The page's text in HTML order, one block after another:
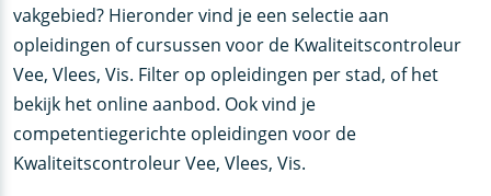
vakgebied? Hieronder vind je een selectie aan
opleidingen of cursussen voor de Kwaliteitscontroleur
Vee, Vlees, Vis. Filter op opleidingen per stad, of het
bekijk het online aanbod. Ook vind je
competentiegerichte opleidingen voor de
Kwaliteitscontroleur Vee, Vlees, Vis.